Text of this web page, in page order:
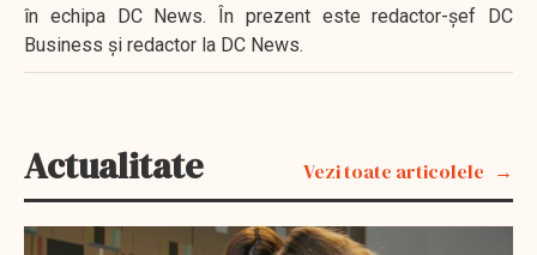
în echipa DC News. În prezent este redactor-şef DC
Business şi redactor la DC News.
Actualitate Vezi toate articolele